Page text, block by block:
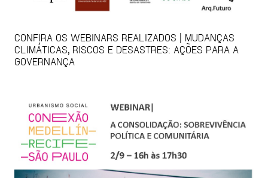
CONFIRA OS WEBINARS REALIZADOS | MUDANÇAS
CLIMÁTICAS, RISCOS E DESASTRES: AÇÕES PARA A
GOVERNANÇA